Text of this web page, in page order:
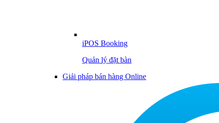
iPOS Booking
Quản lý đặt bàn
Giải pháp bán hàng Online